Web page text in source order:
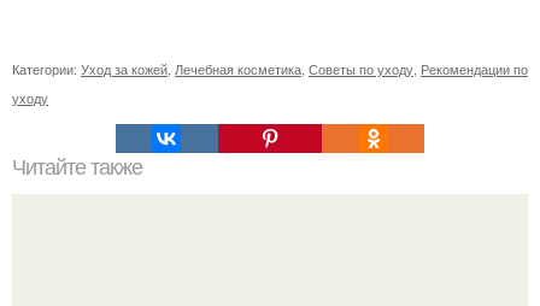
Категории: Уход за кожей Лечебная косметика Советы по уходу Рекомендации по
уходу
Читайте также